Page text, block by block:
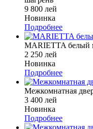
9 800 лей
Новинка
Подробнее
MARIETTA белый
2 250 лей
Новинка
Подробнее
Межкомнатная
3 400 лей
Новинка
Подробнее